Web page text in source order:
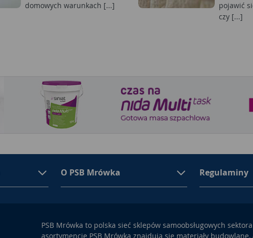
domowych warunkach [...]
pojawić
czy [...]
O PSB Mrówka Regulaminy
PSB Mrówka to polska sieć sklepów samoobsługowych
asortymencie PSB Mrówka znajdują się materiały budowlane,